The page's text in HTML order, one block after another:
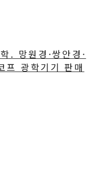
. 망원경·쌍안경·
프 광학기기 판매